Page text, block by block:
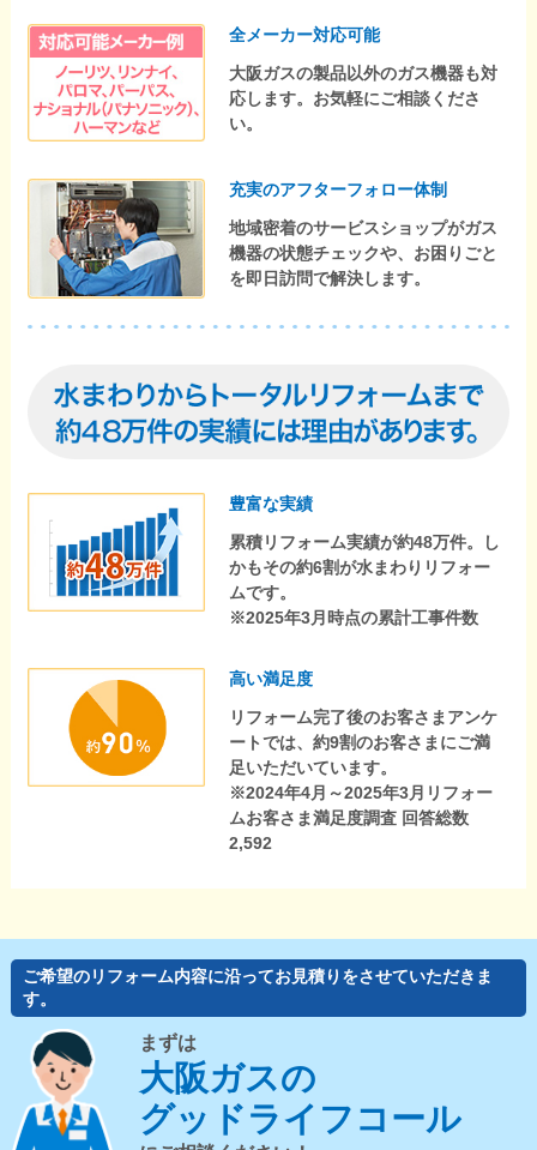
全メーカー対応可能
大阪ガスの製品以外のガス機器も対
応します。お気軽にご相談くださ
い。
充実のアフターフォロー体制
地域密着のサービスショップがガス
機器の状態チェックや、お困りごと
を即日訪問で解決します。
豊富な実績
累積リフォーム実績が約48万件。し
かもその約6割が水まわりリフォー
ムです。
※2025年3月時点の累計工事件数
高い満足度
リフォーム完了後のお客さまアンケ
ートでは、約9割のお客さまにご満
足いただいています。
※2024年4月～2025年3月リフォー
ムお客さま満足度調査 回答総数
2,592
ご希望のリフォーム内容に沿ってお見積りをさせていただきま
す。
まずは
大阪ガスの
グッドライフコール